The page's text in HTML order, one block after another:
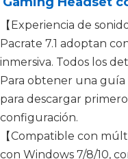
【Experiencia de
Pacrate 7.1 adoptan
inmersiva. Todos los
Para obtener una guía
para descargar
configuración.
【Compatible con
con Windows 7/8/10,